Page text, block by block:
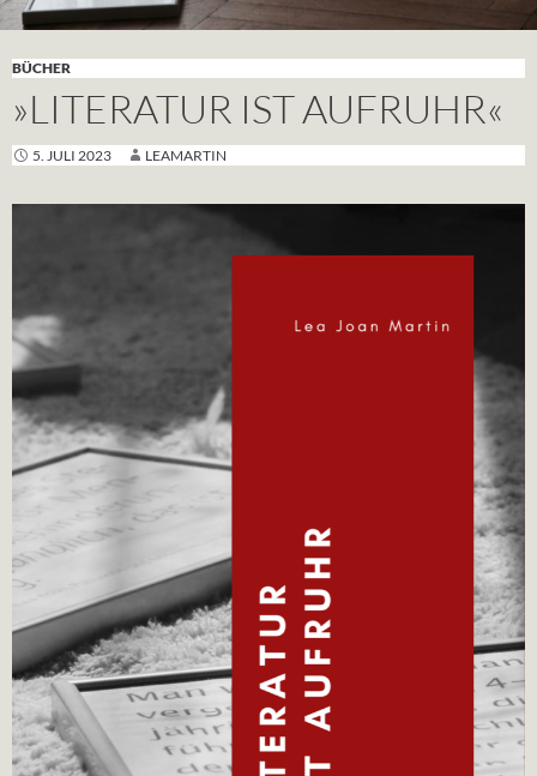
BÜCHER
»LITERATUR IST AUFRUHR«
5. JULI 2023 LEAMARTIN